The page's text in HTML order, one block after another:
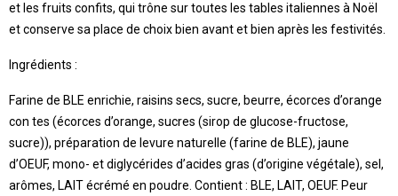
et les fruits confits, qui trône sur toutes les tables italiennes à Noël
et conserve sa place de choix bien avant et bien après les festivités.
Ingrédients :
Farine de BLE enrichie, raisins secs, sucre, beurre, écorces d’orange
con tes (écorces d’orange, sucres (sirop de glucose-fructose,
sucre)), préparation de levure naturelle (farine de BLE), jaune
d’OEUF, mono- et diglycérides d’acides gras (d’origine végétale), sel,
arômes, LAIT écrémé en poudre. Contient : BLE, LAIT, OEUF. Peur